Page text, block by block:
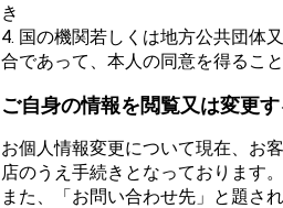
き
4. 国の機関若しくは地方公共団体
合であって、本人の同意を得るこ
ご自身の情報を閲覧又は変更
お個人情報変更について現在、お
店のうえ手続きとなっております。
また、「お問い合わせ先」と題さ